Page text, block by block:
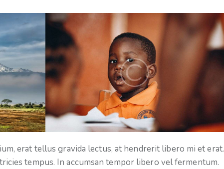
erat tellus gravida lectus, at hendrerit libero mi et erat.
tempus. In accumsan tempor libero vel fermentum.